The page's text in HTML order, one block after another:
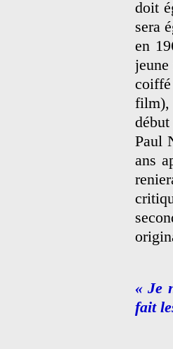
doit
sera
en
coiffé
film),
Paul
ans
« Je
fait